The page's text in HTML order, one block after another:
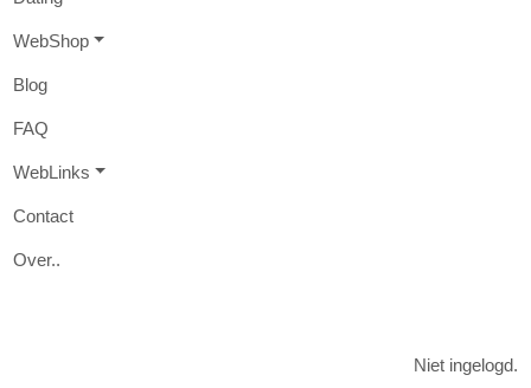
WebShop
Blog
FAQ
WebL inks
Contact
Over..
Niet ingelogd.